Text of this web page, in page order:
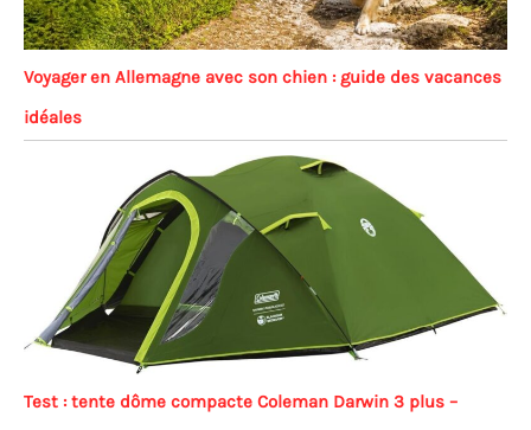
Voyager en Allemagne avec son chien : guide des vacances
idéales
Test : tente dôme compacte Coleman Darwin 3 plus –